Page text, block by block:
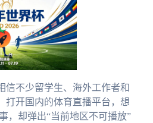
信不少留学生、海外工作者和
打开国内的体育直播平台，想
，却弹出“当前地区不可播放”